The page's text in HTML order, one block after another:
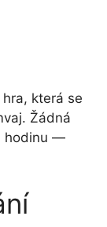
která se
Žádná
hodinu —